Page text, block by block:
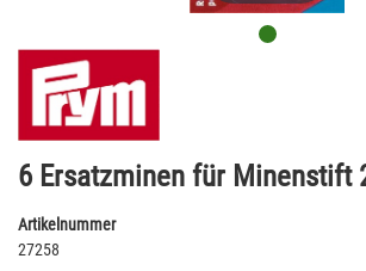
6 Ersatzminen für Minenstift
Artikelnummer
27258